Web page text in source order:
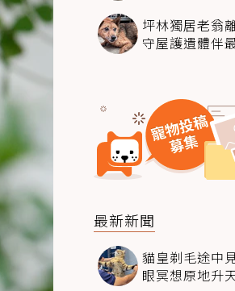
坪林獨居老翁
守屋護遺體伴
最新新聞
貓皇剃毛途中
眼冥想原地升